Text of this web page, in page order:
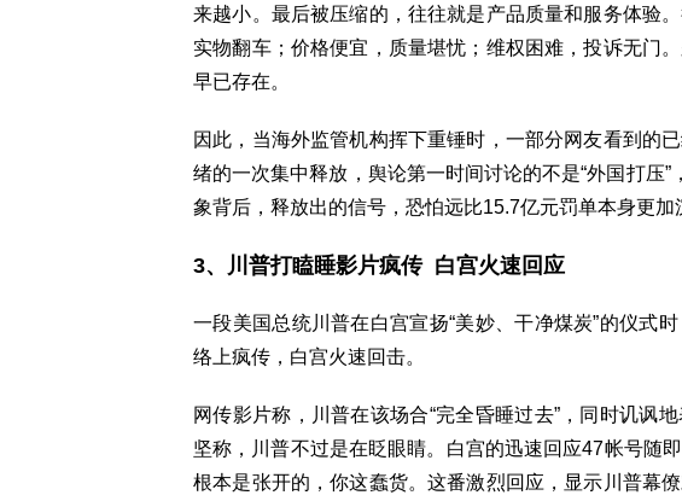
来越小。最后被压缩的，往往就是产品质量和服务体验
实物翻车；价格便宜，质量堪忧；维权困难，投诉无门
早已存在。
因此，当海外监管机构挥下重锤时，一部分网友看到的
绪的一次集中释放，舆论第一时间讨论的不是“外国打压”
象背后，释放出的信号，恐怕远比15.7亿元罚单本身更加
3、川普打瞌睡影片疯传 白宫火速回应
一段美国总统川普在白宫宣扬“美妙、干净煤炭”的仪式
络上疯传，白宫火速回击。
网传影片称，川普在该场合“完全昏睡过去”，同时讥讽
坚称，川普不过是在眨眼睛。白宫的迅速回应47帐号随
根本是张开的，你这蠢货。这番激烈回应，显示川普幕